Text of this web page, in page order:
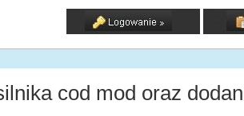
cod mod oraz